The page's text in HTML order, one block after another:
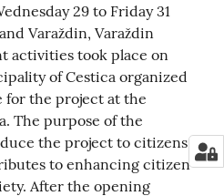
29 to Friday 31
Varaždin, Varaždin
activities took place on
of Cestica organized
the project at the
The purpose of the
the project to citizens
to enhancing citizen
After the opening